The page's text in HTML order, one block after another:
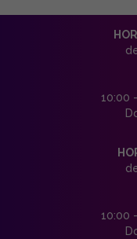
10:00
10:00